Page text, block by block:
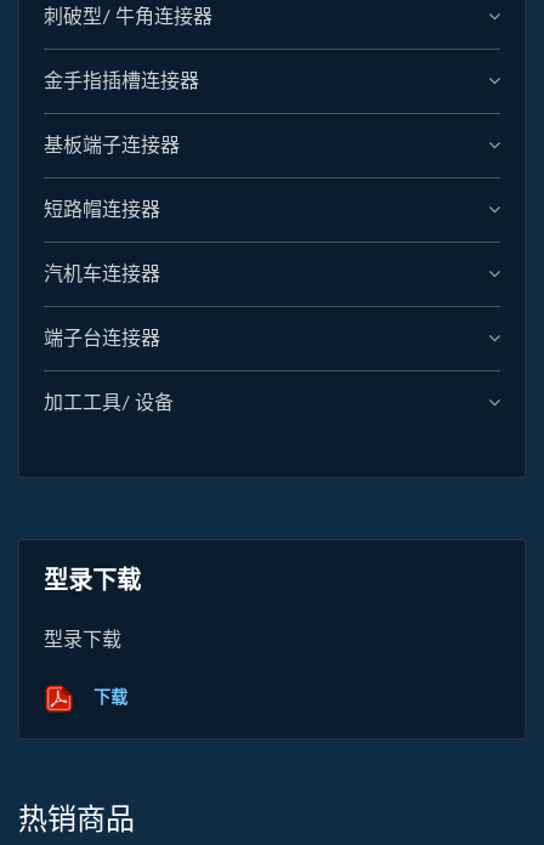
刺破型/ 牛角连接器
金手指插槽连接器
基板端子连接器
短路帽连接器
汽机车连接器
端子台连接器
加工工具/ 设备
型录下载
型录下载
下载
热销商品